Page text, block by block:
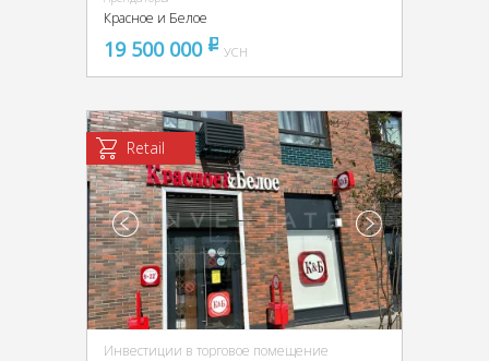
Красное и Белое
19 500 000 pуб
УСН
Retail
Инвестиции в торговое помещение